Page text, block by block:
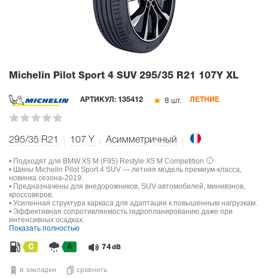
Michelin Pilot Sport 4 SUV 295/35 R21 107Y XL
АРТИКУЛ: 135412 8 шт. ЛЕТНИЕ
295/35 R21 107 Y Асимметричный
• Подходят для BMW X5 M (F95) Restyle X5 M Competition
• Шины Michelin Pilot Sport 4 SUV — летняя модель премиум-класса,
новинка сезона-2019.
• Предназначены для внедорожников, SUV-автомобилей, минивэнов,
кроссоверов.
• Усиленная структура каркаса для адаптации к повышенным нагрузкам.
• Эффективная сопротивляемость гидропланированию даже при
интенсивных осадках.
Показать полностью
C A 74dB
в закладки сравнить